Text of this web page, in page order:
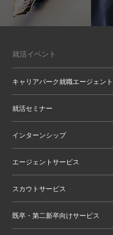
就活イベント
キャリアパーク就職エージェント
就活セミナー
インターンシップ
エージェントサービス
スカウトサービス
既卒・第二新卒向けサービス